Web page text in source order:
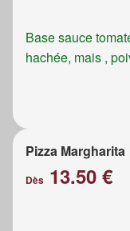
Base sauce
hachée, mais ,
Pizza Margharita
Dès 13.50 €